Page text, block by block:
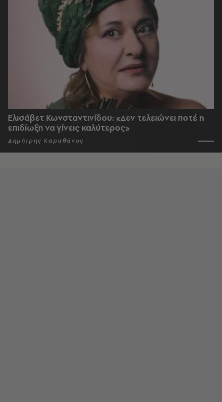
Ελισάβετ Κωνσταντινίδου: «Δεν τελειώνει ποτέ η
επιδίωξη να γίνεις καλύτερος»
Δημήτρης Καραθάνος